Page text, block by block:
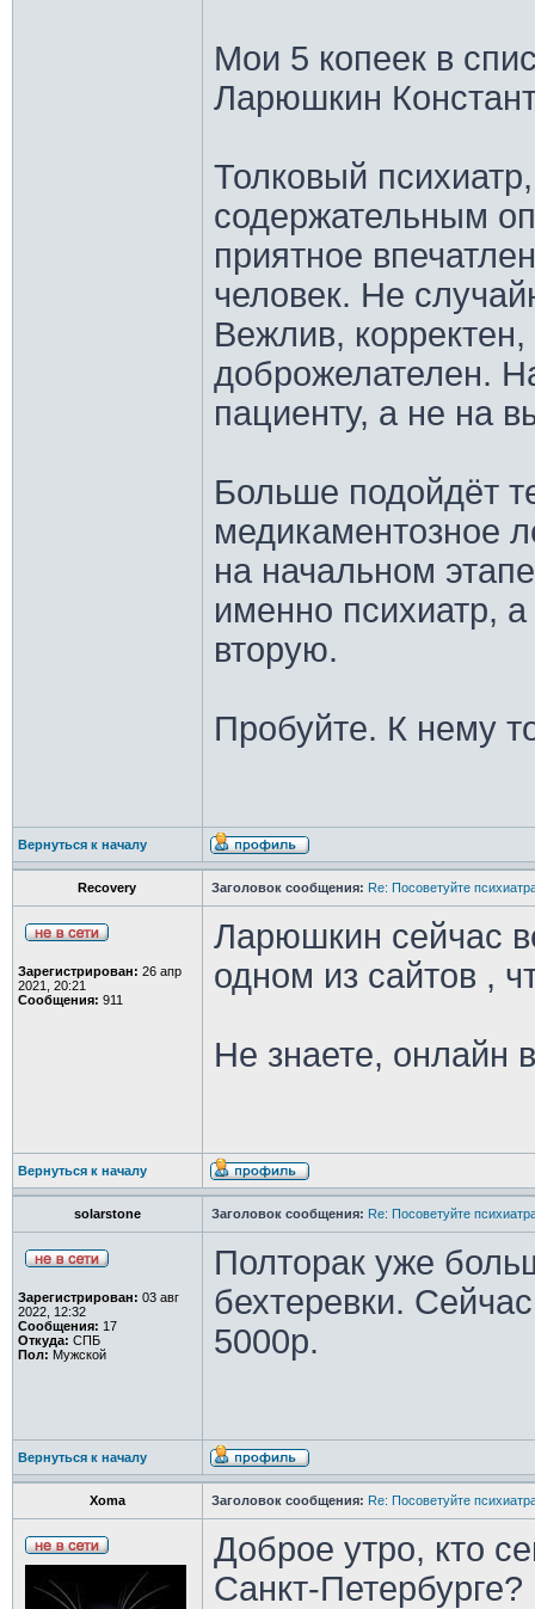
Мои 5 копеек в
Ларюшкин
Толковый
содержательным
приятное
человек. Не
Вежлив,
доброжелателен.
пациенту, а не на
Больше подойдёт
медикаментозное
на начальном
именно психиатр,
вторую.
Пробуйте. К нему
Вернуться к началу
Recovery Заголовок сообщения: Re: Посоветуйте
Зарегистрирован: 26 апр
2021, 20:21
Сообщения: 911
Ларюшкин сейчас
одном из сайтов ,
Не знаете, онлайн
Вернуться к началу
solarstone Заголовок сообщения: Re: Посоветуйте
Зарегистрирован: 03 авг
2022, 12:32
Сообщения: 17
Откуда: СПБ
Пол: Мужской
Полторак уже
бехтеревки.
5000р.
Вернуться к началу
Xoma Заголовок сообщения: Re: Посоветуйте
Доброе утро, кто
Санкт-